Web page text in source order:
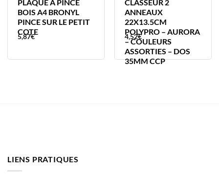
PLAQUE A PINCE
BOIS A4 BRONYL
PINCE SUR LE PETIT
COTE
5,87€
CLASSEUR 2
ANNEAUX
22X13.5CM
POLYPRO – AURORA
– COULEURS
ASSORTIES – DOS
35MM CCP
4,52€
LIENS PRATIQUES